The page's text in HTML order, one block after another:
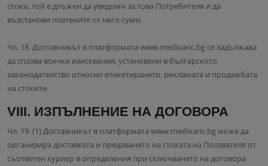
стоки, той е длъжен да уведоми за това Потребителя и да
възстанови платените от него суми.
Чл. 18. Доставчикът в платформата www.medivaric.bg се задължава
да спазва всички изисквания, установени в българското
законодателство относно етикетирането, рекламата и продажбата
на стоките.
VIII. ИЗПЪЛНЕНИЕ НА ДОГОВОРА
Чл. 19. (1) Доставчикът в платформата www.medivaric.bg може да
организира доставката и предаването на стоката на Ползвателя от
съответен куриер в определения при сключването на договора